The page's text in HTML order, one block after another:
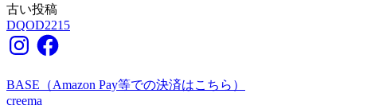
投
稿
ビ
古い投稿
DQOD2215
InstagramFacebook
BASE（Amazon Pay等での決済はこちら）
creema